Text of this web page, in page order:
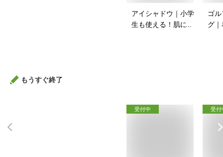
アイシャドウ｜小学
生も使える！肌に優
ゴ
グ
もうすぐ終了
受付中 受付